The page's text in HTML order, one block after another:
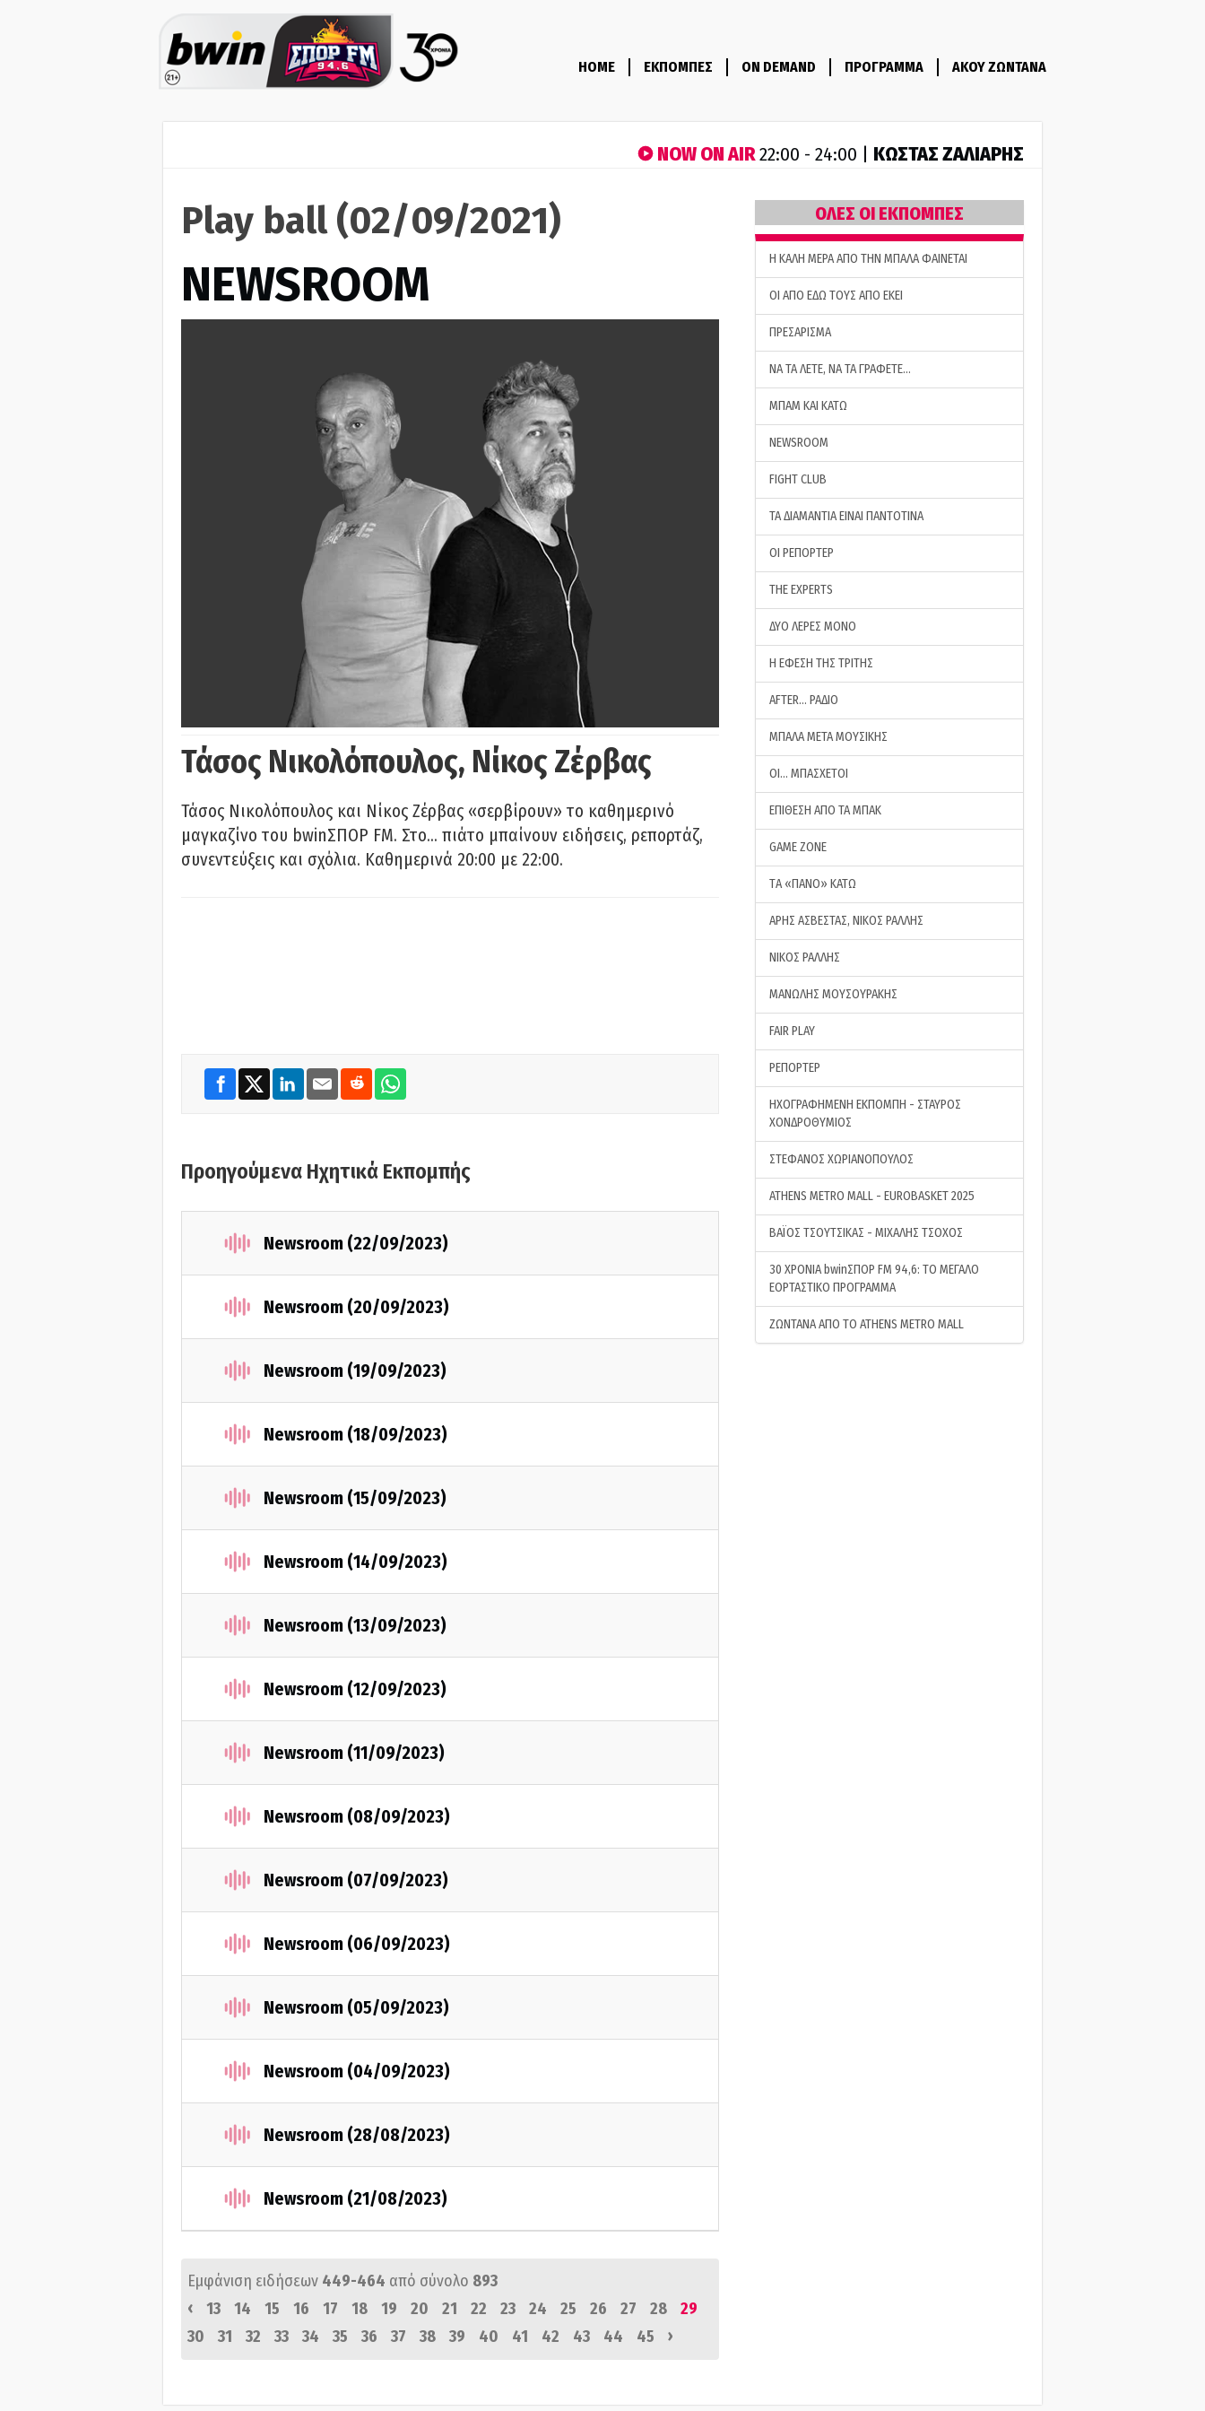
HOME ΕΚΠΟΜΠΕΣ ON DEMAND ΠΡΟΓΡΑΜΜΑ ΑΚΟΥ ΖΩΝΤΑΝΑ
NOW ON AIR22:00 - 24:00 | ΚΩΣΤΑΣ ΖΑΛΙΑΡΗΣ
Play ball (02/09/2021)
NEWSROOM
Τάσος Νικολόπουλος, Νίκος Ζέρβας
Τάσος Νικολόπουλος και Νίκος Ζέρβας «σερβίρουν» το καθημερινό
μαγκαζίνο του bwinΣΠΟΡ FM. Στο… πιάτο μπαίνουν ειδήσεις, ρεπορτάζ,
συνεντεύξεις και σχόλια. Καθημερινά 20:00 με 22:00.
Προηγούμενα Ηχητικά Εκπομπής
Newsroom (22/09/2023)
Newsroom (20/09/2023)
Newsroom (19/09/2023)
Newsroom (18/09/2023)
Newsroom (15/09/2023)
Newsroom (14/09/2023)
Newsroom (13/09/2023)
Newsroom (12/09/2023)
Newsroom (11/09/2023)
Newsroom (08/09/2023)
Newsroom (07/09/2023)
Newsroom (06/09/2023)
Newsroom (05/09/2023)
Newsroom (04/09/2023)
Newsroom (28/08/2023)
Newsroom (21/08/2023)
Εμφάνιση ειδήσεων 449-464 από σύνολο 893
‹
13 14 15 16 17 18 19 20 21 22 23 24 25 26 27 28
29
30
31 32 33 34 35 36 37 38 39 40 41 42 43 44 45 ›
ΟΛΕΣ ΟΙ ΕΚΠΟΜΠΕΣ
H ΚΑΛΗ ΜΕΡΑ ΑΠΟ ΤΗΝ ΜΠΑΛΑ ΦΑΙΝΕΤΑΙ
ΟΙ ΑΠΟ ΕΔΩ ΤΟΥΣ ΑΠΟ ΕΚΕΙ
ΠΡΕΣΑΡΙΣΜΑ
ΝΑ ΤΑ ΛΕΤΕ, ΝΑ ΤΑ ΓΡΑΦΕΤΕ…
ΜΠΑΜ ΚΑΙ ΚΑΤΩ
NEWSROOM
FIGHT CLUB
ΤΑ ΔΙΑΜΑΝΤΙΑ ΕΙΝΑΙ ΠΑΝΤΟΤΙΝΑ
ΟΙ ΡΕΠΟΡΤΕΡ
THE EXPERTS
ΔΥΟ ΛΕΡΕΣ ΜΟΝΟ
Η ΕΦΕΣΗ ΤΗΣ ΤΡΙΤΗΣ
AFTER… ΡΑΔΙΟ
ΜΠΑΛΑ ΜΕΤΑ ΜΟΥΣΙΚΗΣ
ΟΙ… ΜΠΑΣΧΕΤΟΙ
ΕΠΙΘΕΣΗ ΑΠΟ ΤΑ ΜΠΑΚ
GAME ZONE
ΤA «ΠΑΝΟ» ΚΑΤΩ
ΑΡΗΣ ΑΣΒΕΣΤΑΣ, ΝΙΚΟΣ ΡΑΛΛΗΣ
ΝΙΚΟΣ ΡΑΛΛΗΣ
ΜΑΝΩΛΗΣ ΜΟΥΣΟΥΡΑΚΗΣ
FAIR PLAY
ΡΕΠΟΡΤΕΡ
ΗΧΟΓΡΑΦΗΜΕΝΗ ΕΚΠΟΜΠΗ - ΣΤΑΥΡΟΣ
ΧΟΝΔΡΟΘΥΜΙΟΣ
ΣΤΕΦΑΝΟΣ ΧΩΡΙΑΝΟΠΟΥΛΟΣ
ATHENS METRO MALL - EUROBASKET 2025
ΒΑΪΟΣ ΤΣΟΥΤΣΙΚΑΣ - ΜΙΧΑΛΗΣ ΤΣΟΧΟΣ
30 ΧΡΟΝΙΑ bwinΣΠΟΡ FM 94,6: ΤΟ ΜΕΓΑΛΟ
ΕΟΡΤΑΣΤΙΚΟ ΠΡΟΓΡΑΜΜΑ
ΖΩΝΤΑΝΑ ΑΠΟ ΤΟ ATHENS METRO MALL